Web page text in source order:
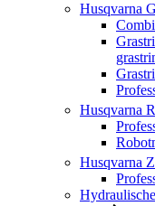
Husqvarna
Husqvarna
Husqvarna